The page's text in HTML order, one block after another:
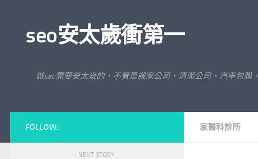
seo安太歲衝第一
做seo需要安太歲的，不管是搬家公司、清潔公司、汽車包
家醫科診所
FOLLOW:
NEXT STORY